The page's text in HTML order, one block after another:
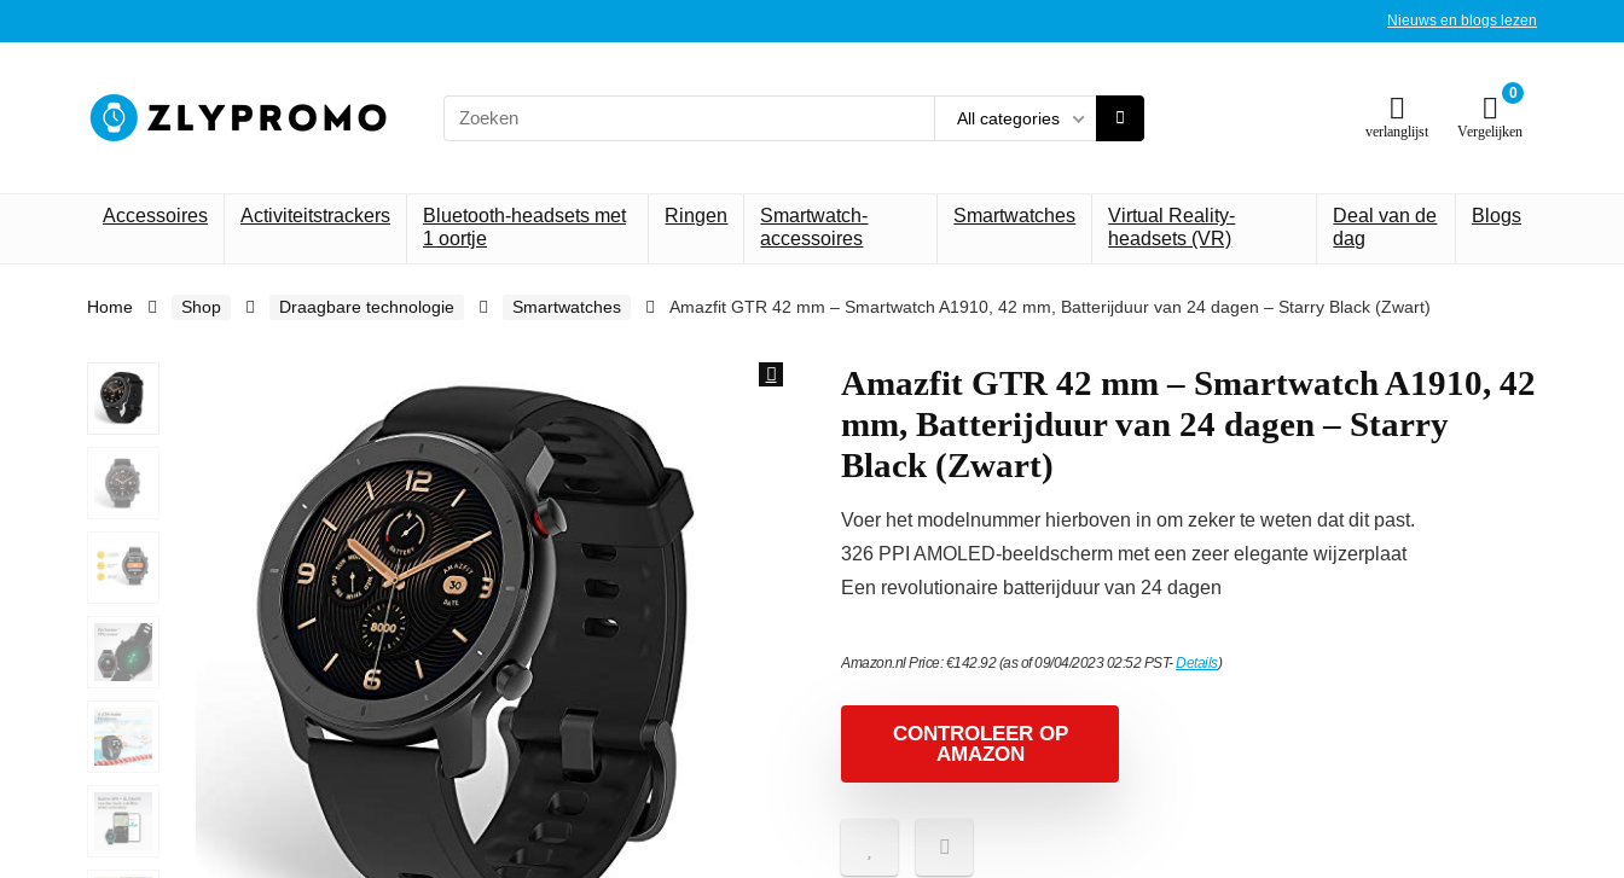
Nieuws en blogs lezen
Search
for:
All categories
verlanglijst
0
Vergelijken
Accessoires Activiteitstrackers
Bluetooth-headsets met
1 oortje
Ringen
Smartwatch-
accessoires
Smartwatches
Virtual Reality-
headsets (VR)
Deal van de
dag
Blogs
Home Shop Draagbare technologie Smartwatches Amazfit GTR 42 mm – Smartwatch A1910, 42 mm, Batterijduur van 24 dagen – Starry Black (Zwart)
Amazfit GTR 42 mm – Smartwatch A1910, 42
mm, Batterijduur van 24 dagen – Starry
Black (Zwart)
Voer het modelnummer hierboven in om zeker te weten dat dit past.
326 PPI AMOLED-beeldscherm met een zeer elegante wijzerplaat
Een revolutionaire batterijduur van 24 dagen
Amazon.nl Price:€142.92(as of 09/04/2023 02:52 PST-Details)
CONTROLEER OP
AMAZON